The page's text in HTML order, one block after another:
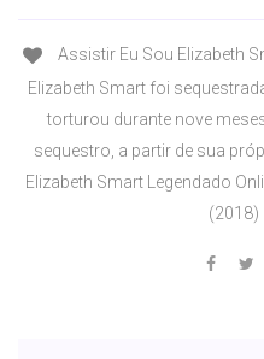
Assistir Eu Sou Elizabeth
Elizabeth Smart foi
torturou durante nove
sequestro, a partir de sua
Elizabeth Smart Legendado
(2018)